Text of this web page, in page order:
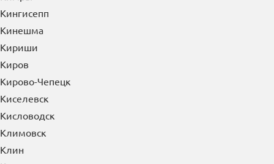
Канск
Каспийск
Кашира
Кемерово
Керчь
Кимры
Кингисепп
Кинешма
Кириши
Киров